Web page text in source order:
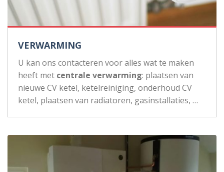
VERWARMING
U kan ons contacteren voor alles wat te maken
heeft met centrale verwarming: plaatsen van
nieuwe CV ketel, ketelreiniging, onderhoud CV
ketel, plaatsen van radiatoren, gasinstallaties, …